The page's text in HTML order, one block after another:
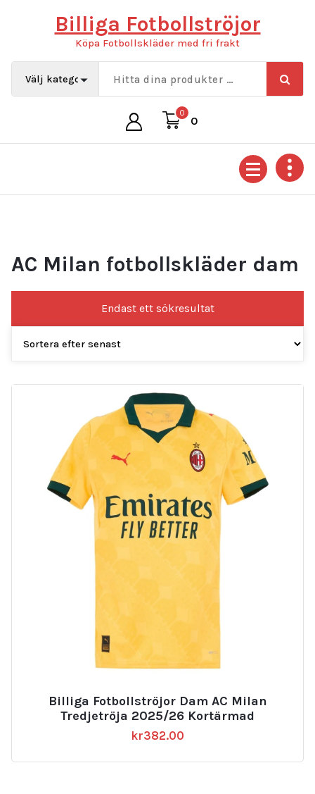
Billiga Fotbollströjor
Köpa Fotbollskläder med fri frakt
0
0
AC Milan fotbollskläder dam
Endast ett sökresultat
Billiga Fotbollströjor Dam AC Milan
Tredjetröja 2025/26 Kortärmad
kr382.00